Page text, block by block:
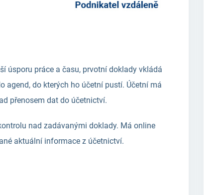
úsporu práce a času, prvotní doklady vkládá
agend, do kterých ho účetní pustí. Účetní má
přenosem dat do účetnictví.
nad zadávanými doklady. Má online
aktuální informace z účetnictví.